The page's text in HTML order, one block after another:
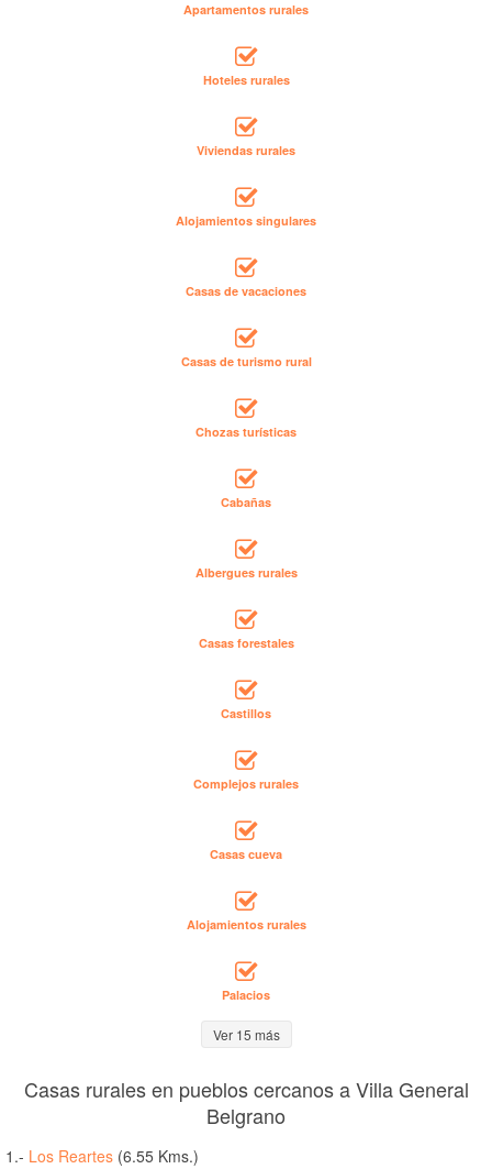
Apartamentos rurales
Hoteles rurales
Viviendas rurales
Alojamientos singulares
Casas de vacaciones
Casas de turismo rural
Chozas turísticas
Cabañas
Albergues rurales
Casas forestales
Castillos
Complejos rurales
Casas cueva
Alojamientos rurales
Palacios
Ver 15 más
Casas rurales en pueblos cercanos a Villa General
Belgrano
1.- Los Reartes (6.55 Kms.)